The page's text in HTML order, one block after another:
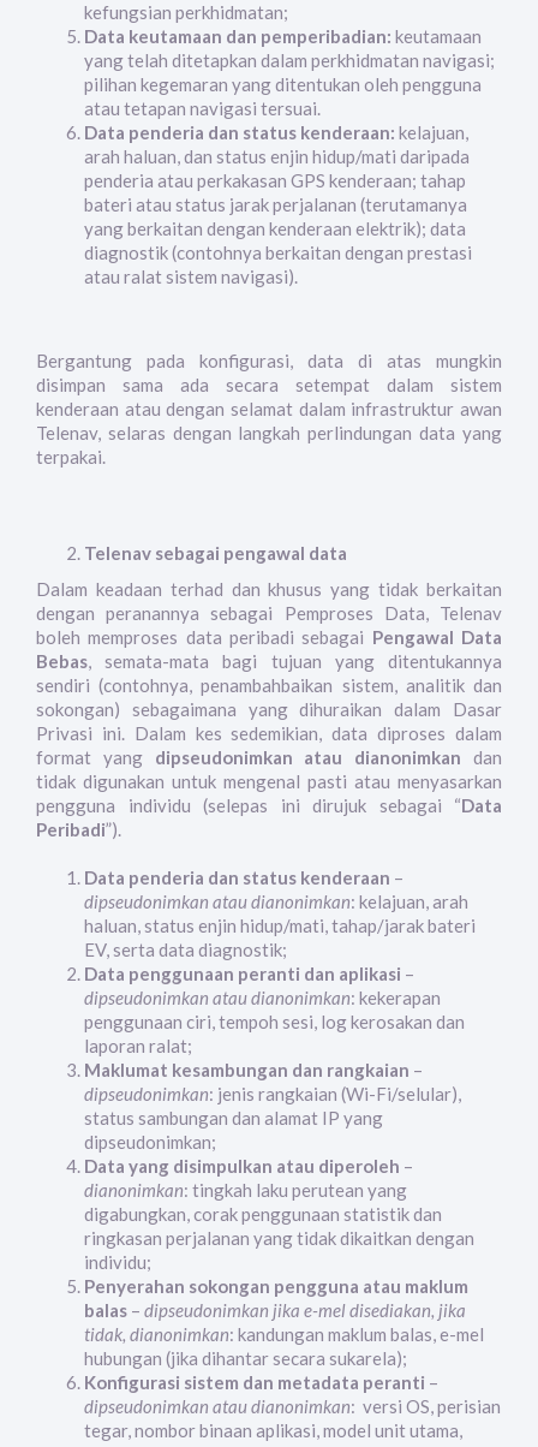
kefungsian perkhidmatan;
Data keutamaan dan pemperibadian: keutamaan
yang telah ditetapkan dalam perkhidmatan navigasi;
pilihan kegemaran yang ditentukan oleh pengguna
atau tetapan navigasi tersuai.
Data penderia dan status kenderaan: kelajuan,
arah haluan, dan status enjin hidup/mati daripada
penderia atau perkakasan GPS kenderaan; tahap
bateri atau status jarak perjalanan (terutamanya
yang berkaitan dengan kenderaan elektrik); data
diagnostik (contohnya berkaitan dengan prestasi
atau ralat sistem navigasi).
Bergantung pada konfigurasi, data di atas mungkin
disimpan sama ada secara setempat dalam sistem
kenderaan atau dengan selamat dalam infrastruktur awan
Telenav, selaras dengan langkah perlindungan data yang
terpakai.
Telenav sebagai pengawal data
Dalam keadaan terhad dan khusus yang tidak berkaitan
dengan peranannya sebagai Pemproses Data, Telenav
boleh memproses data peribadi sebagai Pengawal Data
Bebas, semata-mata bagi tujuan yang ditentukannya
sendiri (contohnya, penambahbaikan sistem, analitik dan
sokongan) sebagaimana yang dihuraikan dalam Dasar
Privasi ini. Dalam kes sedemikian, data diproses dalam
format yang dipseudonimkan atau dianonimkan dan
tidak digunakan untuk mengenal pasti atau menyasarkan
pengguna individu (selepas ini dirujuk sebagai “Data
Peribadi”).
Data penderia dan status kenderaan –
dipseudonimkan atau dianonimkan: kelajuan, arah
haluan, status enjin hidup/mati, tahap/jarak bateri
EV, serta data diagnostik;
Data penggunaan peranti dan aplikasi –
dipseudonimkan atau dianonimkan: kekerapan
penggunaan ciri, tempoh sesi, log kerosakan dan
laporan ralat;
Maklumat kesambungan dan rangkaian –
dipseudonimkan: jenis rangkaian (Wi-Fi/selular),
status sambungan dan alamat IP yang
dipseudonimkan;
Data yang disimpulkan atau diperoleh –
dianonimkan: tingkah laku perutean yang
digabungkan, corak penggunaan statistik dan
ringkasan perjalanan yang tidak dikaitkan dengan
individu;
Penyerahan sokongan pengguna atau maklum
balas – dipseudonimkan jika e-mel disediakan, jika
tidak, dianonimkan: kandungan maklum balas, e-mel
hubungan (jika dihantar secara sukarela);
Konfigurasi sistem dan metadata peranti –
dipseudonimkan atau dianonimkan: versi OS, perisian
tegar, nombor binaan aplikasi, model unit utama,